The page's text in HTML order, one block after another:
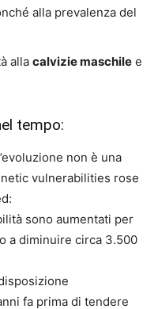
alla prevalenza del
alla calvizie maschile e
tempo:
non è una
vulnerabilities rose
sono aumentati per
a diminuire circa 3.500
fa prima di tendere